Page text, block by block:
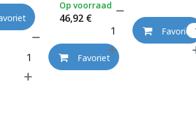
46,92€
Op voorraad
Favoriet
Favoriet